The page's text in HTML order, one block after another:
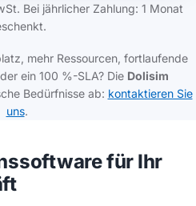
Bei jährlicher Zahlung: 1 Monat
mehr Ressourcen, fortlaufende
ein 100 %-SLA? Die Dolisim
Bedürfnisse ab: kontaktieren Sie
uns.
für Ihr